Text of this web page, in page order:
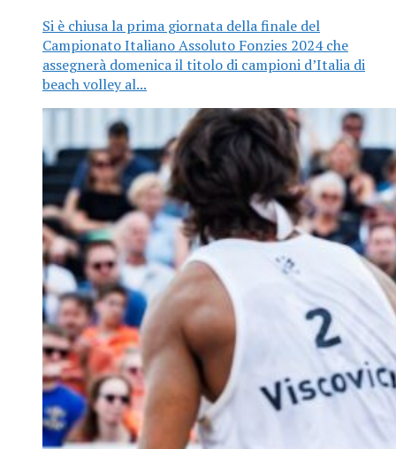
Si è chiusa la prima giornata della finale del
Campionato Italiano Assoluto Fonzies 2024 che
assegnerà domenica il titolo di campioni d’Italia di
beach volley al...